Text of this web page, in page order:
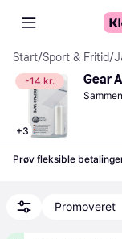
Start/Sport & Fritid/
-14 kr.
+3
Gear
Prøv fleksible
Promoveret